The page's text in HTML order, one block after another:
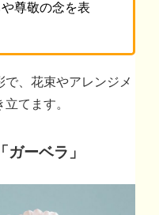
や尊敬の念を表
、花束やアレンジメ
てます。
ーベラ」